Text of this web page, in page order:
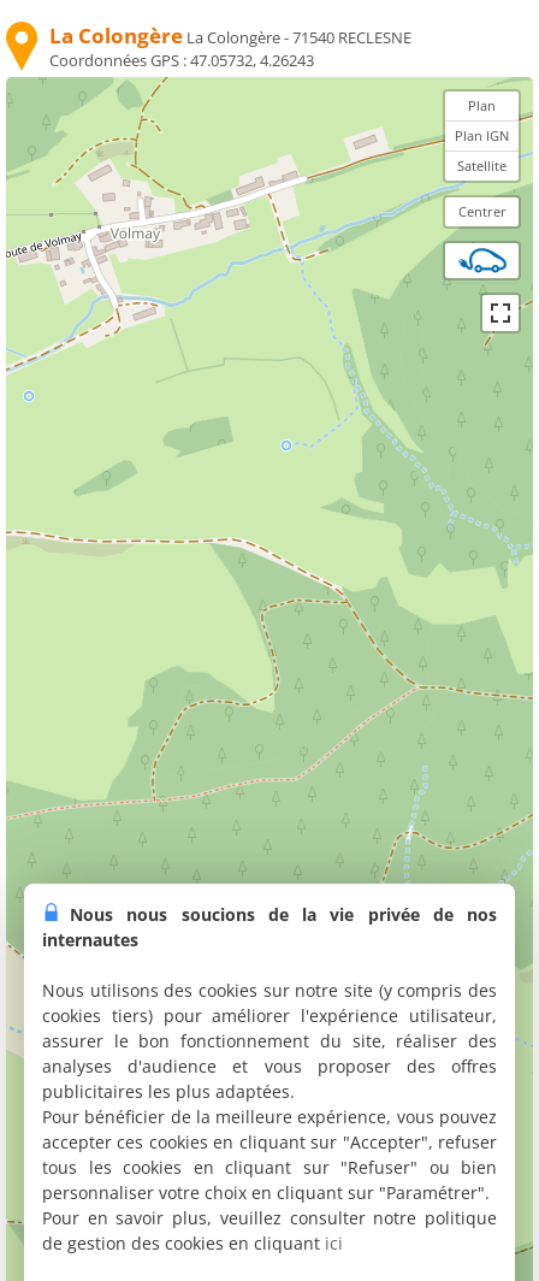
La Colongère La Colongère - 71540 RECLESNE
Coordonnées GPS :47.05732, 4.26243
Plan
Plan IGN
Satellite
Centrer
Nous nous soucions de la vie privée de nos
internautes
Nous utilisons des cookies sur notre site (y compris des
cookies tiers) pour améliorer l'expérience utilisateur,
assurer le bon fonctionnement du site, réaliser des
analyses d'audience et vous proposer des offres
publicitaires les plus adaptées.
Pour bénéficier de la meilleure expérience, vous pouvez
accepter ces cookies en cliquant sur "Accepter", refuser
tous les cookies en cliquant sur "Refuser" ou bien
personnaliser votre choix en cliquant sur "Paramétrer".
Pour en savoir plus, veuillez consulter notre politique
de gestion des cookies en cliquant ici